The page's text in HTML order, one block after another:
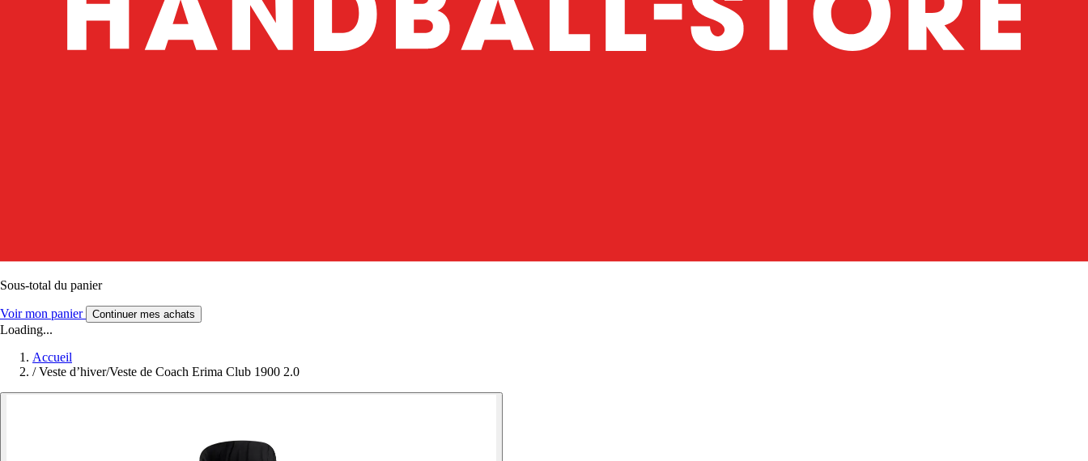
Sous-total du panier
Voir mon panier Continuer mes achats
Loading...
Accueil
/ Veste d’hiver/Veste de Coach Erima Club 1900 2.0